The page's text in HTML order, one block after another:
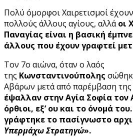
Πολύ όμορφοι Χαιρετισμοί έχουν
πολλούς άλλους αγίους, αλλάοι
Παναγίας είναι η βασική
άλλους που έχουν γραφτεί
Τον 7ο αιώνα, όταν ο λαός
της Κωνσταντινούπολης
Αβάρων μετά από παρέμβαση της
έψαλλαν στην Αγία Σοφία τον
όρθιοι, εξ’ ου και το όνομά
γράφτηκε το πασίγνωστο
Υπερμάχω Στρατηγώ».